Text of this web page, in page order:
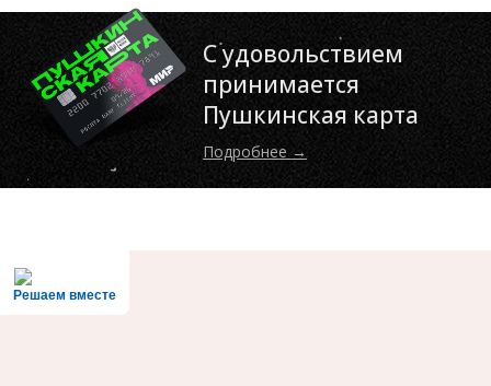
С удовольствием
принимается
Пушкинская карта
Подробнее →
Решаем вместе